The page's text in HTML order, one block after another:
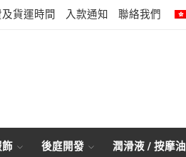
貨運時間 入款通知 聯絡我們
後庭開發 潤滑液 / 按摩油